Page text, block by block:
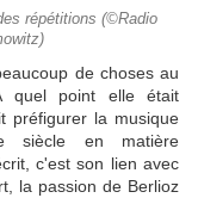
répétitions (©Radio
de choses au
quel point elle était
préfigurer la musique
siècle en matière
c'est son lien avec
la passion de Berlioz